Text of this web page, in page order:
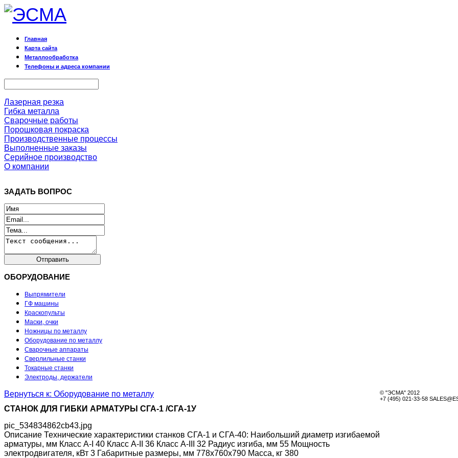
Главная
Карта сайта
Металлообработка
Телефоны и адреса компании
Лазерная резка
Гибка металла
Сварочные работы
Порошковая покраска
Производственные процессы
Выполненные заказы
Серийное производство
О компании
ЗАДАТЬ ВОПРОС
ОБОРУДОВАНИЕ
Выпрямители
ГФ машины
Краскопульты
Маски, очки
Ножницы по металлу
Оборудование по металлу
Сварочные аппараты
Сверлильные станки
Токарные станки
Электроды, держатели
Вернуться к: Оборудование по металлу
СТАНОК ДЛЯ ГИБКИ АРМАТУРЫ СГА-1 /СГА-1У
pic_534834862cb43.jpg
Описание Технические характеристики станков СГА-1 и СГА-40: Наибольший диаметр изгибаемой
арматуры, мм Класс А-I 40 Класс А-II 36 Класс А-III 32 Радиус изгиба, мм 55 Мощность
электродвигателя, кВт 3 Габаритные размеры, мм 778х760х790 Масса, кг 380
© "ЭСМА" 2012
+7 (495) 021-33-58